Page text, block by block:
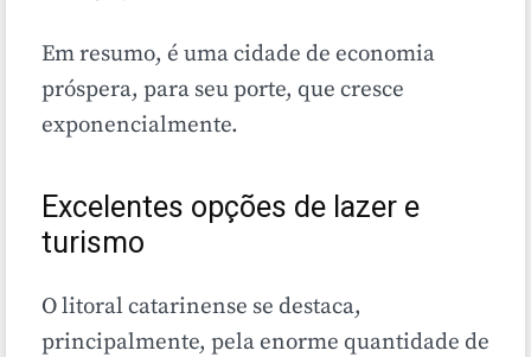
Em resumo, é uma cidade de economia
próspera, para seu porte, que cresce
exponencialmente.
Excelentes opções de lazer e
turismo
O litoral catarinense se destaca,
principalmente, pela enorme quantidade de